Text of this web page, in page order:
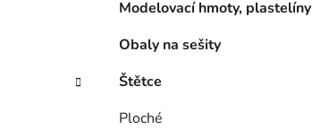
Modelovací hmoty, plastelíny
Obaly na sešity
Štětce
Ploché